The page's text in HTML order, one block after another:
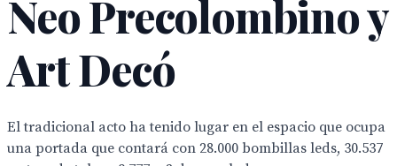
Neo Precolombino y
Art Decó
El tradicional acto ha tenido lugar en el espacio que ocupa
una portada que contará con 28.000 bombillas leds, 30.537